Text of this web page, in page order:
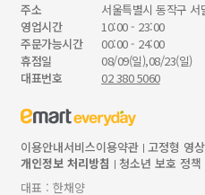
주소
서울특별시 동작구
영업시간
10:00 - 23:00
주문가능시간
00:00 - 24:00
휴점일
08/09(일),08/23(일)
대표번호
02 380 5060
이용안내서비스이용약관 고정형 영
개인정보 처리방침
청소년 보호 정책
대표 : 한채양